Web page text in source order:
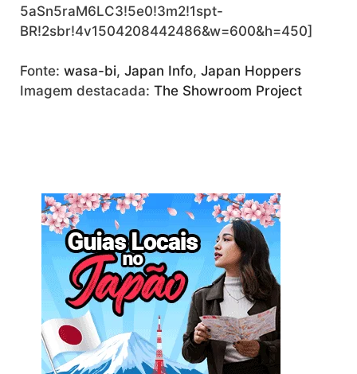
5aSn5raM6LC3!5e0!3m2!1spt-
BR!2sbr!4v1504208442486&w=600&h=450]
Fonte: wasa-bi, Japan Info, Japan Hoppers
Imagem destacada: The Showroom Project